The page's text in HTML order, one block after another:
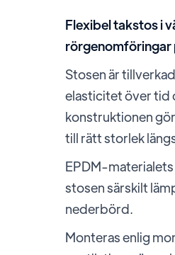
Flexibel takstos i
rörgenomföringar
Stosen är
elasticitet över tid
konstruktionen
till rätt storlek
EPDM-
stosen särskilt
nederbörd.
Monteras enlig